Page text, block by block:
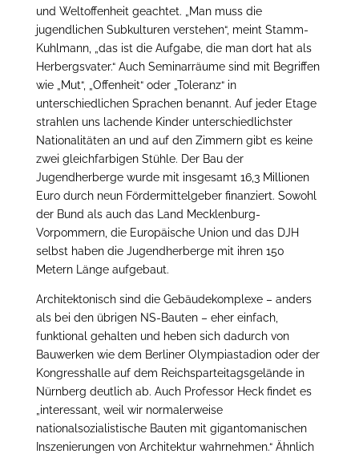
und Weltoffenheit geachtet. „Man muss die
jugendlichen Subkulturen verstehen“, meint Stamm-
Kuhlmann, „das ist die Aufgabe, die man dort hat als
Herbergsvater.“ Auch Seminarräume sind mit Begriffen
wie „Mut“, „Offenheit“ oder „Toleranz“ in
unterschiedlichen Sprachen benannt. Auf jeder Etage
strahlen uns lachende Kinder unterschiedlichster
Nationalitäten an und auf den Zimmern gibt es keine
zwei gleichfarbigen Stühle. Der Bau der
Jugendherberge wurde mit insgesamt 16,3 Millionen
Euro durch neun Fördermittelgeber finanziert. Sowohl
der Bund als auch das Land Mecklenburg-
Vorpommern, die Europäische Union und das DJH
selbst haben die Jugendherberge mit ihren 150
Metern Länge aufgebaut.
Architektonisch sind die Gebäudekomplexe – anders
als bei den übrigen NS-Bauten – eher einfach,
funktional gehalten und heben sich dadurch von
Bauwerken wie dem Berliner Olympiastadion oder der
Kongresshalle auf dem Reichsparteitagsgelände in
Nürnberg deutlich ab. Auch Professor Heck findet es
„interessant, weil wir normalerweise
nationalsozialistische Bauten mit gigantomanischen
Inszenierungen von Architektur wahrnehmen.“ Ähnlich